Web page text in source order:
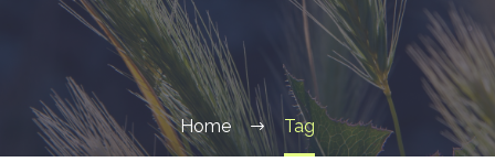
Home Tag